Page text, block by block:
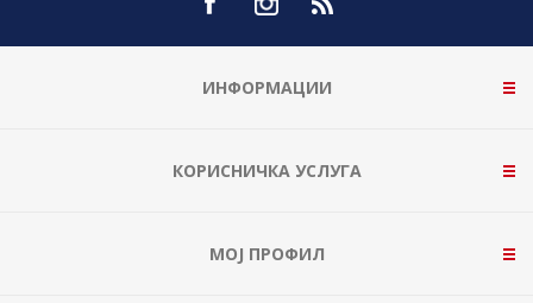
ИНФОРМАЦИИ
КОРИСНИЧКА УСЛУГА
МОЈ ПРОФИЛ